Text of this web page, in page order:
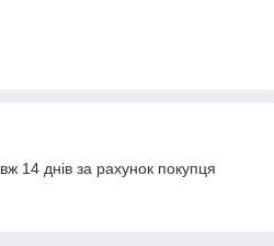
14 днів за рахунок покупця